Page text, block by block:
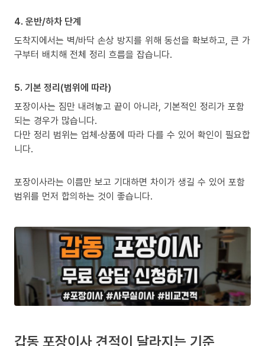
4. 운반/하차 단계
도착지에서는 벽/바닥 손상 방지를 위해 동선을 확보하고, 큰 가
구부터 배치해 전체 정리 흐름을 잡습니다.
5. 기본 정리(범위에 따라)
포장이사는 짐만 내려놓고 끝이 아니라, 기본적인 정리가 포함
되는 경우가 많습니다.
다만 정리 범위는 업체·상품에 따라 다를 수 있어 확인이 필요합
니다.
포장이사라는 이름만 보고 기대하면 차이가 생길 수 있어 포함
범위를 먼저 합의하는 것이 좋습니다.
갑동 포장이사 견적이 달라지는 기준